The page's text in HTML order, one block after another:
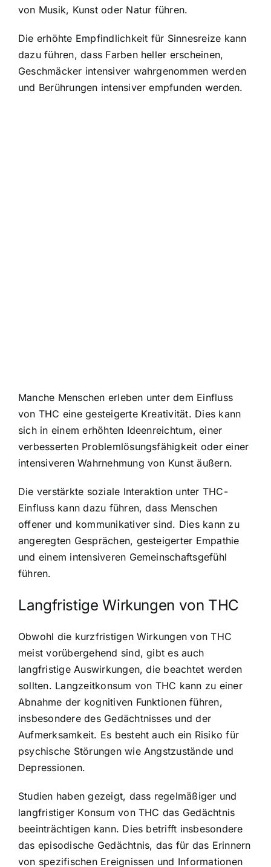
von Musik, Kunst oder Natur führen.
Die erhöhte Empfindlichkeit für Sinnesreize kann
dazu führen, dass Farben heller erscheinen,
Geschmäcker intensiver wahrgenommen werden
und Berührungen intensiver empfunden werden.
Manche Menschen erleben unter dem Einfluss
von THC eine gesteigerte Kreativität. Dies kann
sich in einem erhöhten Ideenreichtum, einer
verbesserten Problemlösungsfähigkeit oder einer
intensiveren Wahrnehmung von Kunst äußern.
Die verstärkte soziale Interaktion unter THC-
Einfluss kann dazu führen, dass Menschen
offener und kommunikativer sind. Dies kann zu
angeregten Gesprächen, gesteigerter Empathie
und einem intensiveren Gemeinschaftsgefühl
führen.
Langfristige Wirkungen von THC
Obwohl die kurzfristigen Wirkungen von THC
meist vorübergehend sind, gibt es auch
langfristige Auswirkungen, die beachtet werden
sollten. Langzeitkonsum von THC kann zu einer
Abnahme der kognitiven Funktionen führen,
insbesondere des Gedächtnisses und der
Aufmerksamkeit. Es besteht auch ein Risiko für
psychische Störungen wie Angstzustände und
Depressionen.
Studien haben gezeigt, dass regelmäßiger und
langfristiger Konsum von THC das Gedächtnis
beeinträchtigen kann. Dies betrifft insbesondere
das episodische Gedächtnis, das für das Erinnern
von spezifischen Ereignissen und Informationen